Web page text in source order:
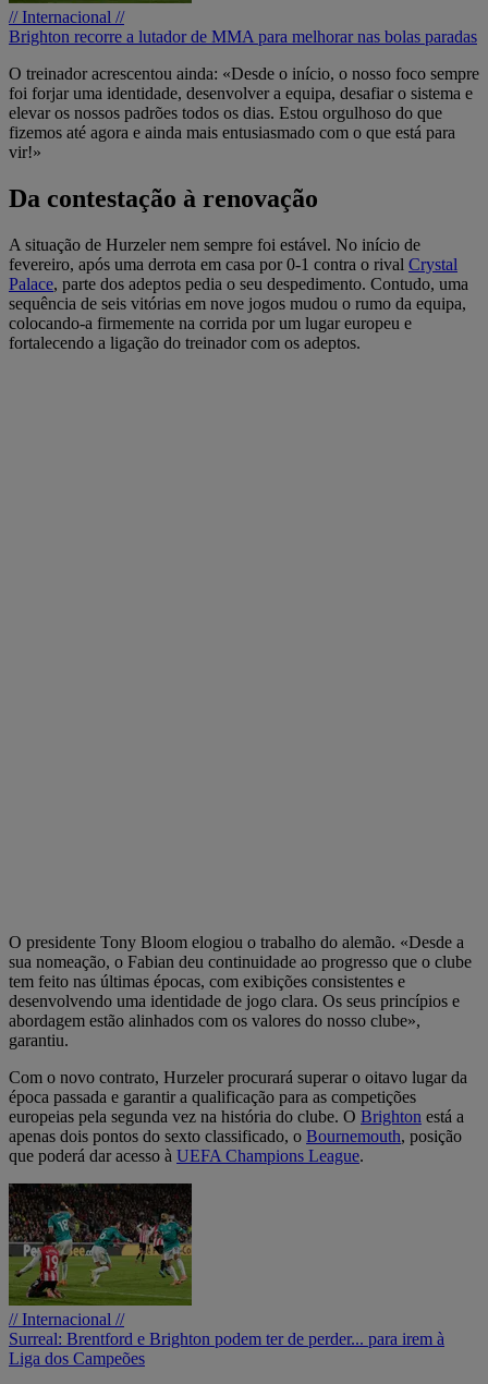
// Internacional //
Brighton recorre a lutador de MMA para melhorar nas bolas paradas
O treinador acrescentou ainda: «Desde o início, o nosso foco sempre
foi forjar uma identidade, desenvolver a equipa, desafiar o sistema e
elevar os nossos padrões todos os dias. Estou orgulhoso do que
fizemos até agora e ainda mais entusiasmado com o que está para
vir!»
Da contestação à renovação
A situação de Hurzeler nem sempre foi estável. No início de
fevereiro, após uma derrota em casa por 0-1 contra o rival Crystal
Palace, parte dos adeptos pedia o seu despedimento. Contudo, uma
sequência de seis vitórias em nove jogos mudou o rumo da equipa,
colocando-a firmemente na corrida por um lugar europeu e
fortalecendo a ligação do treinador com os adeptos.
O presidente Tony Bloom elogiou o trabalho do alemão. «Desde a
sua nomeação, o Fabian deu continuidade ao progresso que o clube
tem feito nas últimas épocas, com exibições consistentes e
desenvolvendo uma identidade de jogo clara. Os seus princípios e
abordagem estão alinhados com os valores do nosso clube»,
garantiu.
Com o novo contrato, Hurzeler procurará superar o oitavo lugar da
época passada e garantir a qualificação para as competições
europeias pela segunda vez na história do clube. O Brighton está a
apenas dois pontos do sexto classificado, o Bournemouth, posição
que poderá dar acesso à UEFA Champions League.
// Internacional //
Surreal: Brentford e Brighton podem ter de perder... para irem à
Liga dos Campeões